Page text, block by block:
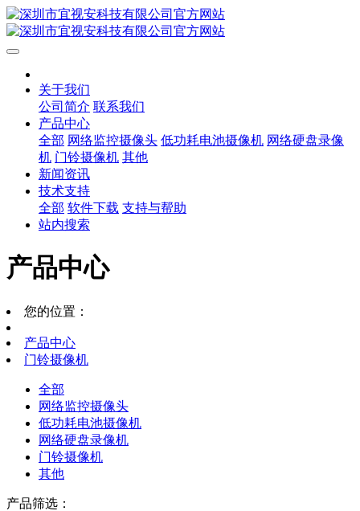
关于我们
公司简介 联系我们
产品中心
全部 网络监控摄像头 低功耗电池摄像机 网络硬盘录像
机 门铃摄像机 其他
新闻资讯
技术支持
全部 软件下载 支持与帮助
站内搜索
产品中心
您的位置：
产品中心
门铃摄像机
全部
网络监控摄像头
低功耗电池摄像机
网络硬盘录像机
门铃摄像机
其他
产品筛选：